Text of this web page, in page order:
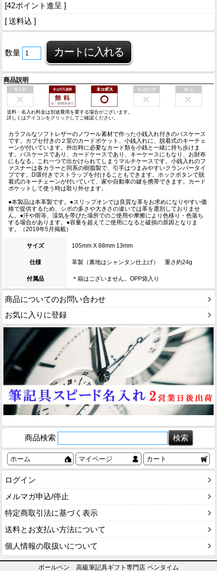
[42ポイント進呈 ]
[ 送料込 ]
数量
商品説明
送料・名入れ料金は別途費用を要する場合がございます。
詳しくはアイコンをクリックしてご確認ください。
カラフルなソフトレザーのノワール素材で作った小銭入れ付きのパスケース
です。カブセ付きの２室のカードポケット、小銭入れに、脱着式のキーチェ
ーンが付いています。外出時に必要なカード類を小銭と一緒に持ち歩けま
す。パスケースであり、カードケースであり、キーケースにもなり、お財布
にもなる。これ一つで出かけられてしまうマルチケースです。小銭入れのフ
ァスナーは各カラーと同系の樹脂製で、引手はつまみやすいクランパータイ
プです。D環付きでストラップを付けることもできます。ホックボタンで脱
着式のキーチェーンが付いていて、家や自動車の鍵を携帯できます。カード
ポケットして使う時は取り外せます。
●本製品は本革製です。●スリップオンでは良質な革をお求めになりやすい価
格で提供するため、シボの多さや大きさの違いでは革を選別しておりませ
ん。●汗や雨等、湿気を帯びた場所でのご使用や摩擦により色移り・色落ち
する場合があります。●容量を超えてご使用になると破損の原因となりま
す。（2019年5月掲載）
サイズ 105mm X 88mm 13mm
仕様 革製（裏地はシャンタン仕上げ） 重さ約24g
付属品 ＊箱はございません。OPP袋入り
商品についてのお問い合わせ
お気に入りに登録
商品検索
ホーム マイページ カート
ログイン
メルマガ申込/停止
特定商取引法に基づく表示
送料とお支払い方法について
個人情報の取扱いについて
ボールペン 高級筆記具ギフト専門店 ペンタイム